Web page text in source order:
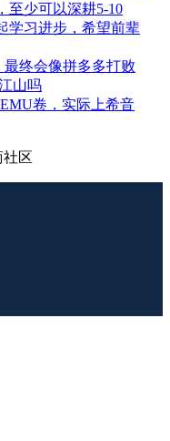
至少可以深耕5-10
学习进步，希望前辈
最终会像拼多多打败
山吗
卷，实际上希音
区